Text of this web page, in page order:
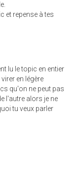
et repense à tes
lu le topic en entier
en légère
qu'on ne peut pas
l'autre alors je ne
tu veux parler